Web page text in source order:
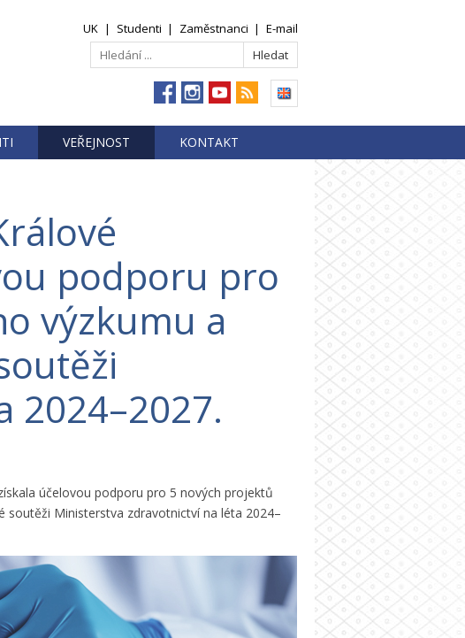
UK | Studenti | Zaměstnanci | E-mail
VEŘEJNOST KONTAKT
podporu pro
výzkumu a
2024–2027.
účelovou podporu pro 5 nových projektů
Ministerstva zdravotnictví na léta 2024–